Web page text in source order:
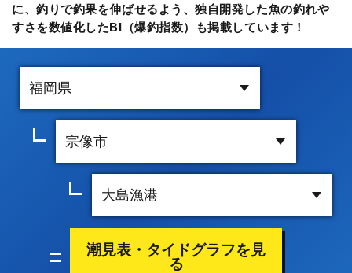
に、釣りで釣果を伸ばせるよう、独自開発した魚の釣れや
すさを数値化したBI（爆釣指数）も掲載しています！
潮見表・タイドグラフを見
る